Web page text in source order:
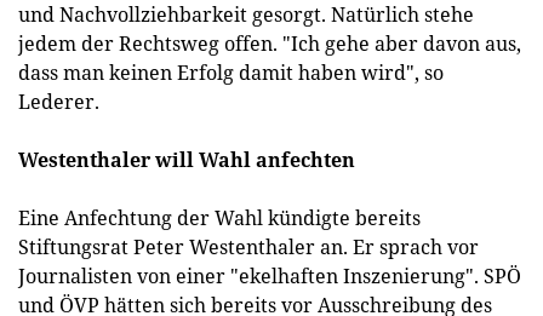
und Nachvollziehbarkeit gesorgt. Natürlich stehe
jedem der Rechtsweg offen. "Ich gehe aber davon aus,
dass man keinen Erfolg damit haben wird", so
Lederer.
Westenthaler will Wahl anfechten
Eine Anfechtung der Wahl kündigte bereits
Stiftungsrat Peter Westenthaler an. Er sprach vor
Journalisten von einer "ekelhaften Inszenierung". SPÖ
und ÖVP hätten sich bereits vor Ausschreibung des